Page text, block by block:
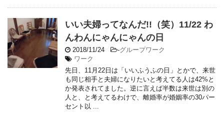
いい夫婦ってなんだ!!（笑）11/22 わ
んわんにゃんにゃんの日
2018/11/24 -グループワーク
ワーク
先日、11月22日は「いいふうふの日」とかで、来世
も同じ相手と夫婦になりたいと考えてる人は42%と
か発表されてました。逆に言えば半数は来世は別の
人と、と考えてるわけで、離婚率が婚姻率の30パー
セント以 ...